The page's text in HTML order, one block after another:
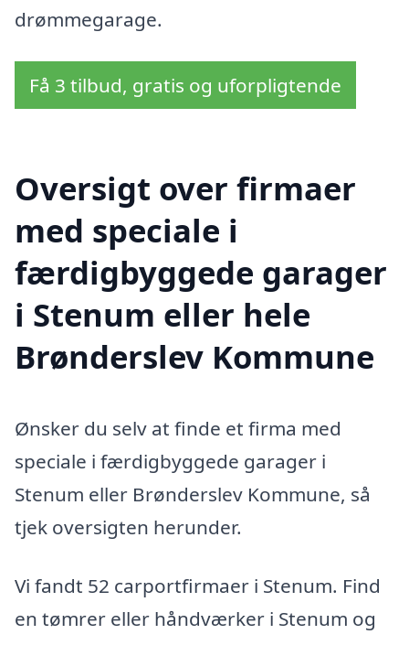
drømmegarage.
Få 3 tilbud, gratis og uforpligtende
Oversigt over firmaer
med speciale i
færdigbyggede garager
i Stenum eller hele
Brønderslev Kommune
Ønsker du selv at finde et firma med
speciale i færdigbyggede garager i
Stenum eller Brønderslev Kommune, så
tjek oversigten herunder.
Vi fandt 52 carportfirmaer i Stenum. Find
en tømrer eller håndværker i Stenum og